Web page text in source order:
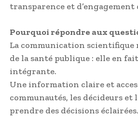
transparence et
Pourquoi répondre aux
La communication scientifique
de la santé publique : elle en
intégrante.
Une information claire et
communautés, les décideurs et
prendre des décisions éclairées.